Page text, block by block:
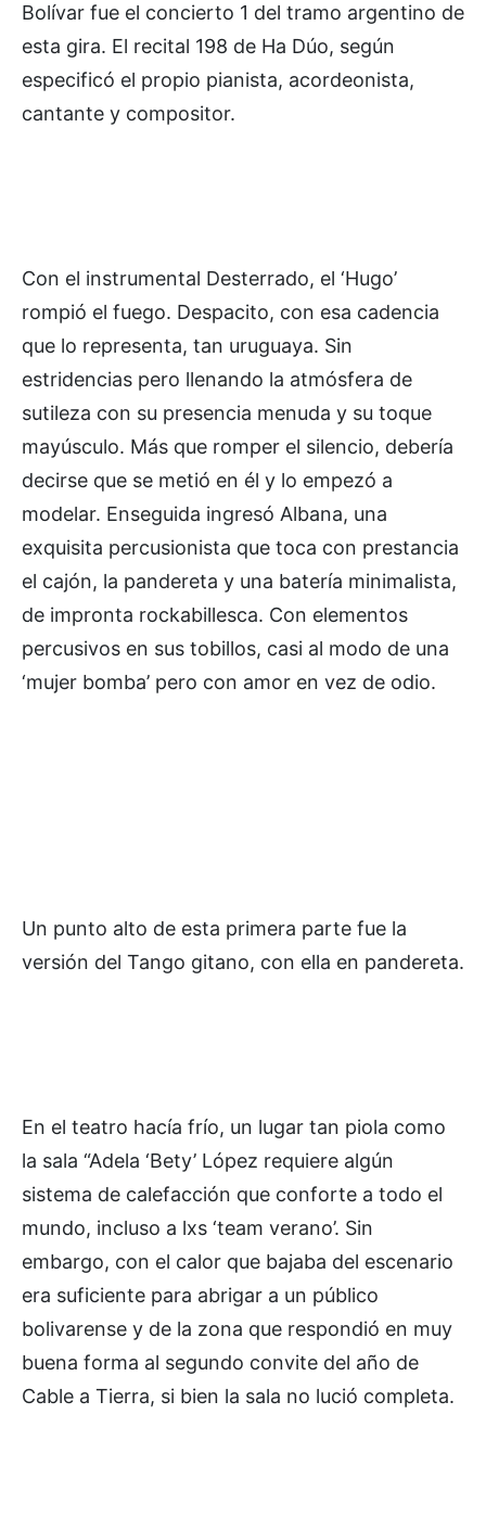
Bolívar fue el concierto 1 del tramo argentino de
esta gira. El recital 198 de Ha Dúo, según
especificó el propio pianista, acordeonista,
cantante y compositor.
Con el instrumental Desterrado, el ‘Hugo’
rompió el fuego. Despacito, con esa cadencia
que lo representa, tan uruguaya. Sin
estridencias pero llenando la atmósfera de
sutileza con su presencia menuda y su toque
mayúsculo. Más que romper el silencio, debería
decirse que se metió en él y lo empezó a
modelar. Enseguida ingresó Albana, una
exquisita percusionista que toca con prestancia
el cajón, la pandereta y una batería minimalista,
de impronta rockabillesca. Con elementos
percusivos en sus tobillos, casi al modo de una
‘mujer bomba’ pero con amor en vez de odio.
Un punto alto de esta primera parte fue la
versión del Tango gitano, con ella en pandereta.
En el teatro hacía frío, un lugar tan piola como
la sala “Adela ‘Bety’ López requiere algún
sistema de calefacción que conforte a todo el
mundo, incluso a lxs ‘team verano’. Sin
embargo, con el calor que bajaba del escenario
era suficiente para abrigar a un público
bolivarense y de la zona que respondió en muy
buena forma al segundo convite del año de
Cable a Tierra, si bien la sala no lució completa.